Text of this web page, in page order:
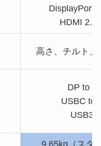
DisplayPort
HDMI 2.0
高さ、チルト、
DP to
USBC to
USB3.2